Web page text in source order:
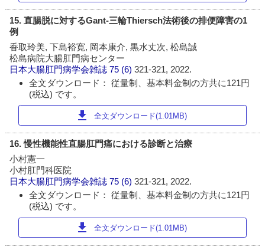
15. 直腸脱に対するGant-三輪Thiersch法術後の排便障害の1
例
香取玲美, 下島裕寛, 岡本康介, 黒水丈次, 松島誠
松島病院大腸肛門病センター
日本大腸肛門病学会雑誌 75 (6)321-321, 2022.
全文ダウンロード： 従量制、基本料金制の方共に121円
(税込) です。
download 全文ダウンロード(1.01MB)
16. 慢性機能性直腸肛門痛における診断と治療
小村憲一
小村肛門科医院
日本大腸肛門病学会雑誌 75 (6)321-321, 2022.
全文ダウンロード： 従量制、基本料金制の方共に121円
(税込) です。
download 全文ダウンロード(1.01MB)